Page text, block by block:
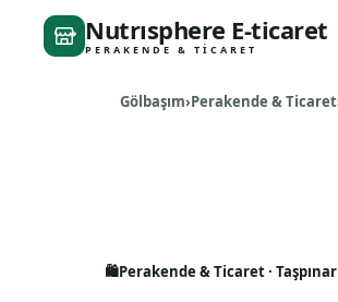
Nutrısphere E-ticaret
PERAKENDE & TICARET
Gölbaşım Perakende & Ticaret
🛍️Perakende & Ticaret· Taşpınar